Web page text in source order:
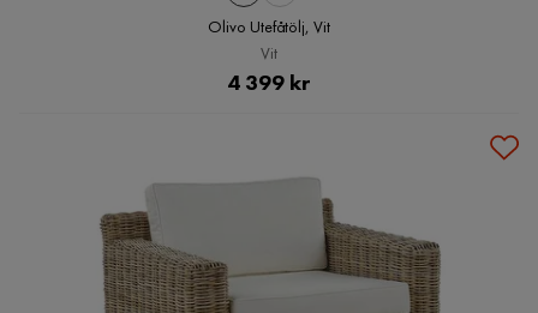
Olivo Utefåtölj, Vit
Vit
Pris
4 399 kr